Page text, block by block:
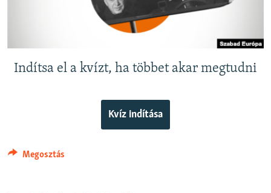
Indítsa el a kvízt, ha többet akar megtudni
Kvíz indítása
Megosztás